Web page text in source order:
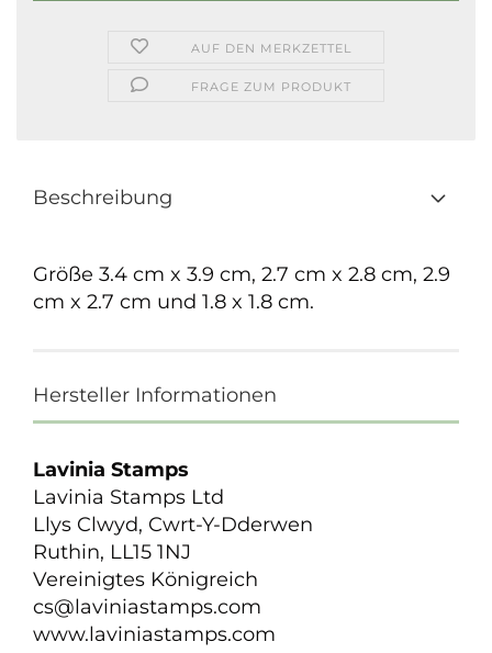
AUF DEN MERKZETTEL
FRAGE ZUM PRODUKT
Beschreibung
Größe 3.4 cm x 3.9 cm, 2.7 cm x 2.8 cm, 2.9
cm x 2.7 cm und 1.8 x 1.8 cm.
Hersteller Informationen
Lavinia Stamps
Lavinia Stamps Ltd
Llys Clwyd, Cwrt-Y-Dderwen
Ruthin, LL15 1NJ
Vereinigtes Königreich
cs@laviniastamps.com
www.laviniastamps.com